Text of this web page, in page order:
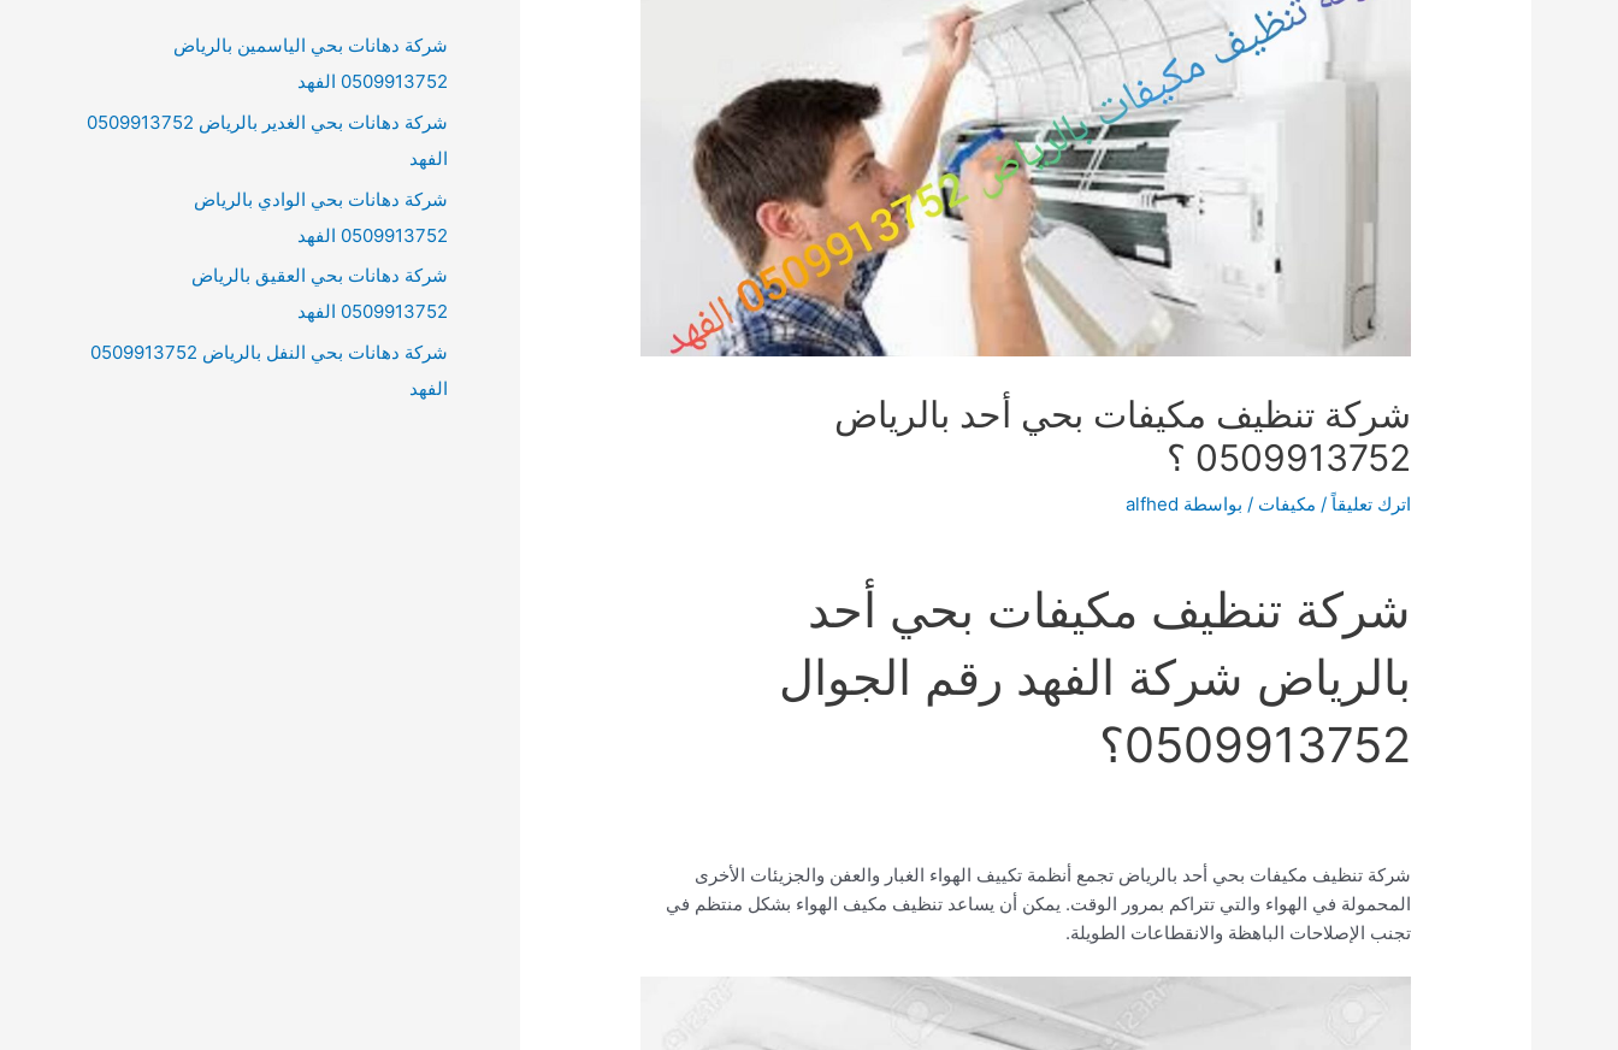
شركة تنظيف مكيفات بحي أحد بالرياض
0509913752 ؟
اترك تعليقاً / مكيفات / بواسطة alfhed
شركة تنظيف مكيفات بحي أحد
بالرياض شركة الفهد رقم الجوال
0509913752؟
شركة تنظيف مكيفات بحي أحد بالرياض تجمع أنظمة تكييف الهواء الغبار والعفن والجزيئات الأخرى
المحمولة في الهواء والتي تتراكم بمرور الوقت. يمكن أن يساعد تنظيف مكيف الهواء بشكل منتظم في
تجنب الإصلاحات الباهظة والانقطاعات الطويلة.
h
f
o
r
شركة دهانات بحي الياسمين بالرياض
0509913752 الفهد
شركة دهانات بحي الغدير بالرياض 0509913752
الفهد
شركة دهانات بحي الوادي بالرياض
0509913752 الفهد
شركة دهانات بحي العقيق بالرياض
0509913752 الفهد
شركة دهانات بحي النفل بالرياض 0509913752
الفهد